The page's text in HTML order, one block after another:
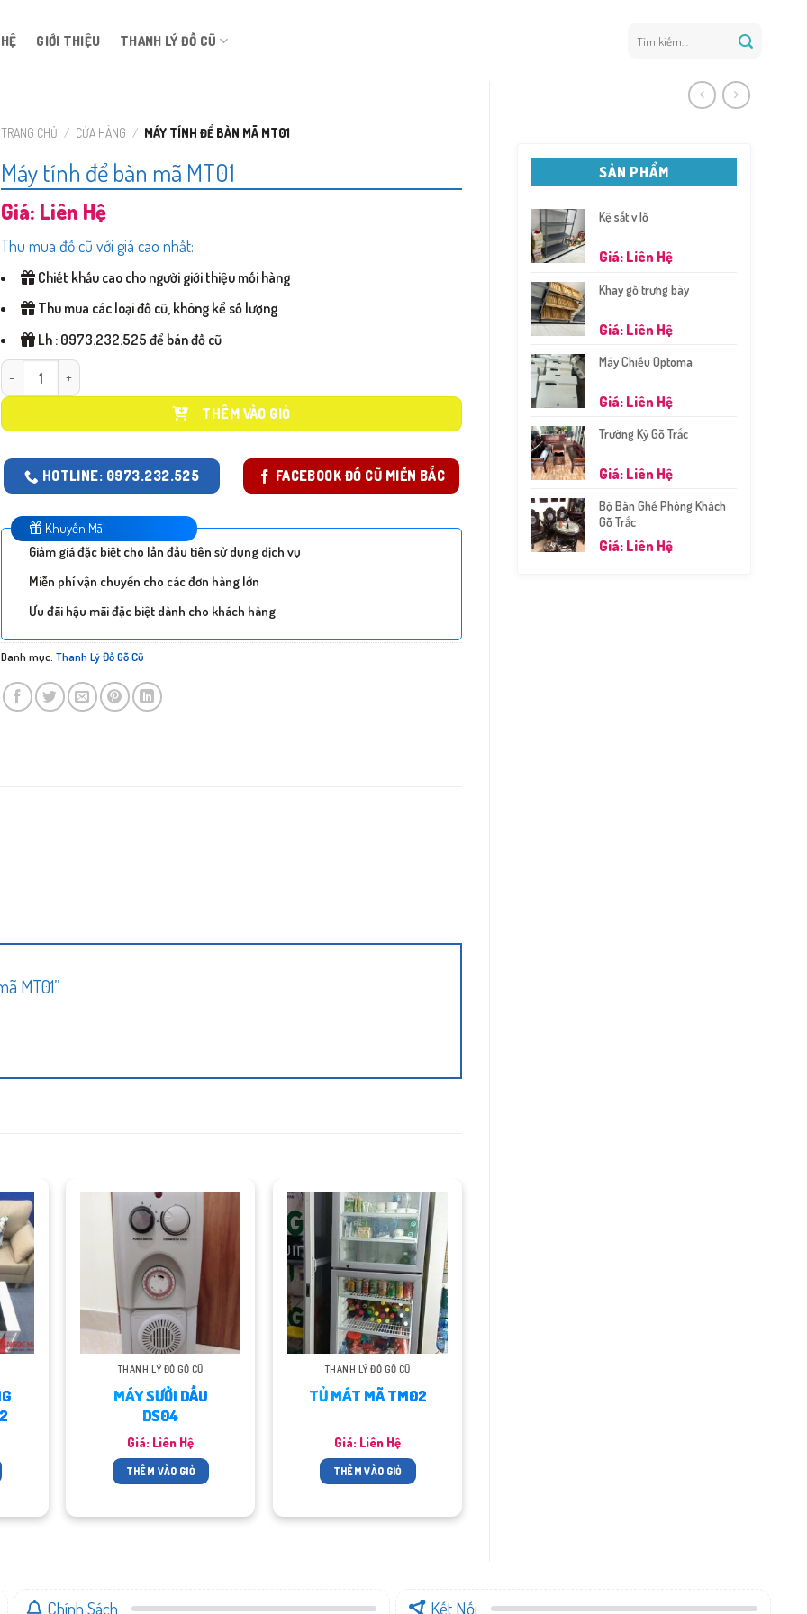
GIỚI THIỆU THANH LÝ ĐỒ CŨ
kiếm:
SẢN PHẨM
Kệ sắt v lỗ
Giá: Liên Hệ
Khay gỗ trưng bày
Giá: Liên Hệ
Máy Chiếu Optoma
Giá: Liên Hệ
Trường Kỷ Gỗ Trắc
Giá: Liên Hệ
Bộ Bàn Ghế Phòng Khách
Gỗ Trắc
Giá: Liên Hệ
TRANG CHỦ / CỬA HÀNG / MÁY TÍNH ĐỂ BÀN MÃ MT01
Máy tính để bàn mã MT01
Giá: Liên Hệ
Thu mua đồ cũ với giá cao nhất:
Chiết khấu cao cho người giới thiệu mối hàng
Thu mua các loại đồ cũ, không kể số lượng
Lh : 0973.232.525 để bán đồ cũ
Máy tính để bàn mã MT01 số lượng
THÊM VÀO GIỎ
HOTLINE: 0973.232.525 FACEBOOK ĐỒ CŨ MIỀN BẮC
Khuyến Mãi
Giảm giá đặc biệt cho lần đầu tiên sử dụng dịch vụ
Miễn phí vận chuyển cho các đơn hàng lớn
Ưu đãi hậu mãi đặc biệt dành cho khách hàng
Danh mục:Thanh Lý Đồ Gỗ Cũ
MT01”
THANH LÝ ĐỒ GỖ CŨ
MÁY SƯỞI DẦU
DS04
Giá: Liên Hệ
THÊM VÀO GIỎ
THANH LÝ ĐỒ GỖ CŨ
TỦ MÁT MÃ TM02
Giá: Liên Hệ
THÊM VÀO GIỎ
Chính Sách Kết Nối